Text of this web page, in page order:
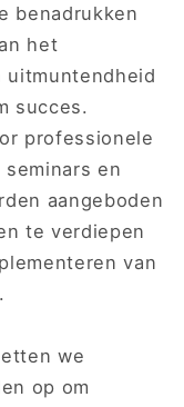
benadrukken
het
uitmuntendheid
succes.
professionele
en
aangeboden
te verdiepen
van
we
op om